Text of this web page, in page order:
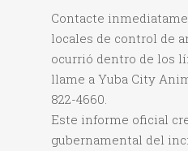
Contacte
locales de control de
ocurrió dentro de los
llame a Yuba City
822-4660.
Este informe oficial
gubernamental del